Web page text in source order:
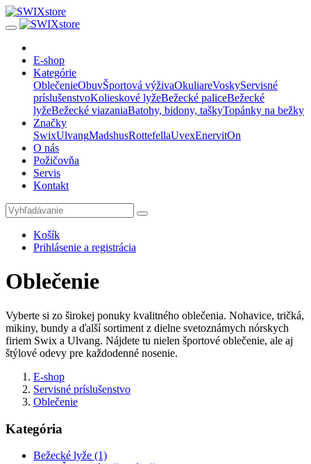
E-shop
Kategórie
OblečenieObuvŠportová výživaOkuliareVoskyServisné
príslušenstvoKolieskové lyžeBežecké paliceBežecké
lyžeBežecké viazaniaBatohy, bidony, taškyTopánky na bežky
Značky
SwixUlvangMadshusRottefellaUvexEnervitOn
O nás
Požičovňa
Servis
Kontakt
Košík
Prihlásenie a registrácia
Oblečenie
Vyberte si zo širokej ponuky kvalitného oblečenia. Nohavice, tričká,
mikiny, bundy a ďalší sortiment z dielne svetoznámych nórskych
firiem Swix a Ulvang. Nájdete tu nielen športové oblečenie, ale aj
štýlové odevy pre každodenné nosenie.
E-shop
Servisné príslušenstvo
Oblečenie
Kategória
Bežecké lyže (1)